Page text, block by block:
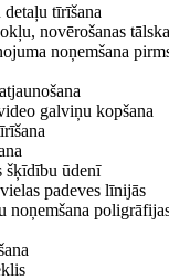
tīrīšana
novērošanas
noņemšana
galviņu kopšana
šķīdību ūdenī
padeves līnijās
noņemšana